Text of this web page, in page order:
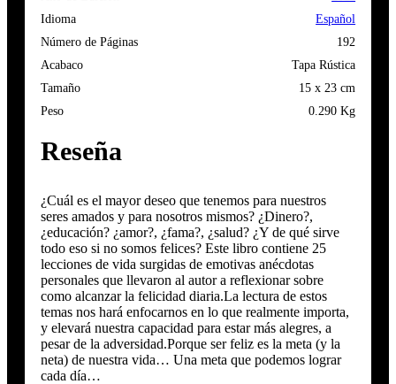
Idioma
Español
Número de Páginas
192
Acabaco
Tapa Rústica
Tamaño
15 x 23 cm
Peso
0.290 Kg
Reseña
¿Cuál es el mayor deseo que tenemos para nuestros
seres amados y para nosotros mismos? ¿Dinero?,
¿educación? ¿amor?, ¿fama?, ¿salud? ¿Y de qué sirve
todo eso si no somos felices? Este libro contiene 25
lecciones de vida surgidas de emotivas anécdotas
personales que llevaron al autor a reflexionar sobre
como alcanzar la felicidad diaria.La lectura de estos
temas nos hará enfocarnos en lo que realmente importa,
y elevará nuestra capacidad para estar más alegres, a
pesar de la adversidad.Porque ser feliz es la meta (y la
neta) de nuestra vida… Una meta que podemos lograr
cada día…